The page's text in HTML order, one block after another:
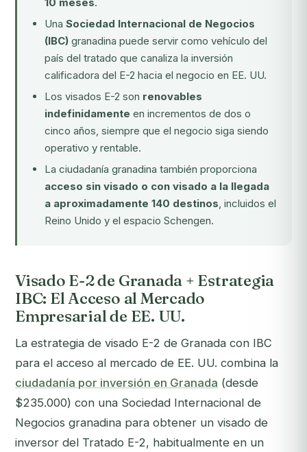
Una Sociedad Internacional de Negocios
(IBC) granadina puede servir como vehículo del
país del tratado que canaliza la inversión
calificadora del E-2 hacia el negocio en EE. UU.
Los visados E-2 son renovables
indefinidamente en incrementos de dos o
cinco años, siempre que el negocio siga siendo
operativo y rentable.
La ciudadanía granadina también proporciona
acceso sin visado o con visado a la llegada
a aproximadamente 140 destinos, incluidos el
Reino Unido y el espacio Schengen.
Visado E-2 de Granada + Estrategia
IBC: El Acceso al Mercado
Empresarial de EE. UU.
La estrategia de visado E-2 de Granada con IBC
para el acceso al mercado de EE. UU. combina la
ciudadanía por inversión en Granada (desde
$235.000) con una Sociedad Internacional de
Negocios granadina para obtener un visado de
inversor del Tratado E-2, habitualmente en un